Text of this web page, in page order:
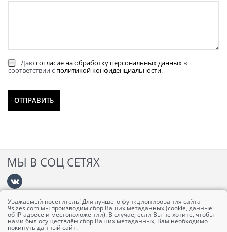
Даю согласие на обработку персональных данных в
соответствии с политикой конфиденциальности.
МЫ В СОЦ СЕТЯХ
Информация
Личный кабинет
Уважаемый посетитель! Для лучшего функционирования сайта
9sizes.com мы производим сбор Ваших метаданных (cookie, данные
об IP-адресе и местоположении). В случае, если Вы не хотите, чтобы
нами был осуществлён сбор Ваших метаданных, Вам необходимо
покинуть данный сайт.